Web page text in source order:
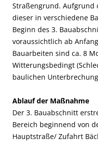
Straßengrund. Aufgrund
dieser in verschiedene
Beginn des 3.
voraussichtlich ab
Bauarbeiten sind ca. 8
Witterungsbedingt
baulichen
Ablauf der Maßnahme
Der 3. Bauabschnitt
Bereich beginnend von
Hauptstraße/ Zufahrt